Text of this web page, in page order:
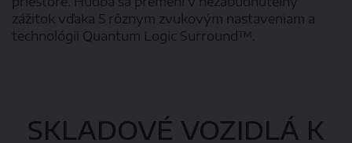
zážitok vďaka 5 rôznym zvukovým nastaveniam a
technológii Quantum Logic Surround™.
SKLADOVÉ VOZIDLÁ K